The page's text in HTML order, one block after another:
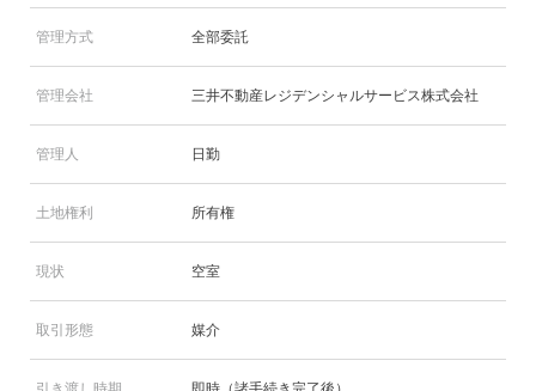
管理方式 全部委託
管理会社 三井不動産レジデンシャルサービス株式会社
管理人 日勤
土地権利 所有権
現状 空室
取引形態 媒介